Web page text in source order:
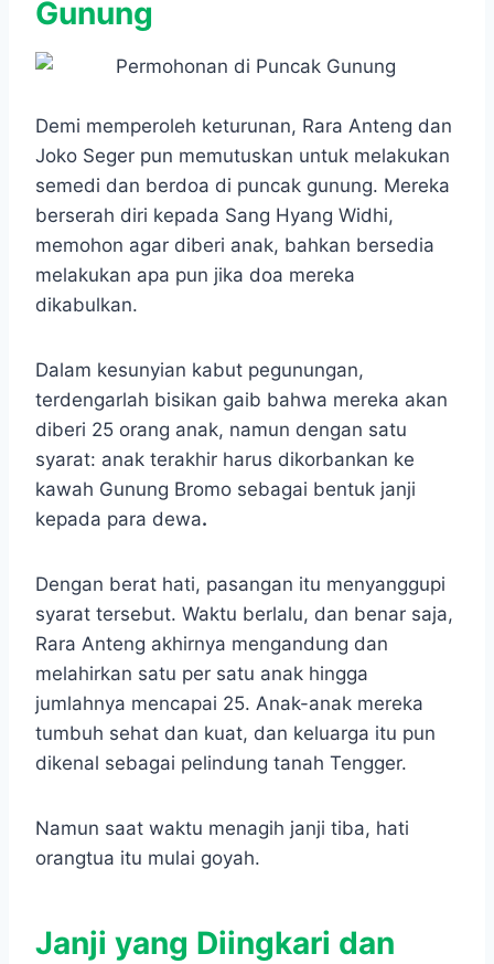
Gunung
Demi memperoleh keturunan, Rara Anteng dan
Joko Seger pun memutuskan untuk melakukan
semedi dan berdoa di puncak gunung. Mereka
berserah diri kepada Sang Hyang Widhi,
memohon agar diberi anak, bahkan bersedia
melakukan apa pun jika doa mereka
dikabulkan.
Dalam kesunyian kabut pegunungan,
terdengarlah bisikan gaib bahwa mereka akan
diberi 25 orang anak, namun dengan satu
syarat: anak terakhir harus dikorbankan ke
kawah Gunung Bromo sebagai bentuk janji
kepada para dewa.
Dengan berat hati, pasangan itu menyanggupi
syarat tersebut. Waktu berlalu, dan benar saja,
Rara Anteng akhirnya mengandung dan
melahirkan satu per satu anak hingga
jumlahnya mencapai 25. Anak-anak mereka
tumbuh sehat dan kuat, dan keluarga itu pun
dikenal sebagai pelindung tanah Tengger.
Namun saat waktu menagih janji tiba, hati
orangtua itu mulai goyah.
Janji yang Diingkari dan